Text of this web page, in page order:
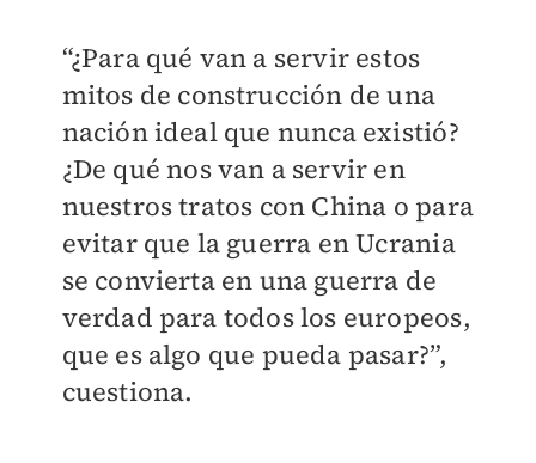
“¿Para qué van a servir estos
mitos de construcción de una
nación ideal que nunca existió?
¿De qué nos van a servir en
nuestros tratos con China o para
evitar que la guerra en Ucrania
se convierta en una guerra de
verdad para todos los europeos,
que es algo que pueda pasar?”,
cuestiona.